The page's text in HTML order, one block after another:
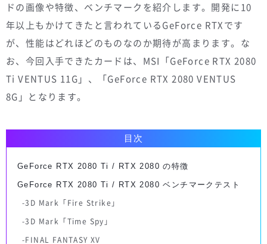
ドの画像や特徴、ベンチマークを紹介します。開発に10
年以上もかけてきたと言われているGeForce RTXです
が、性能はどれほどのものなのか期待が高まります。な
お、今回入手できたカードは、MSI「GeForce RTX 2080
Ti VENTUS 11G」、「GeForce RTX 2080 VENTUS
8G」となります。
目次
GeForce RTX 2080 Ti / RTX 2080 の特徴
GeForce RTX 2080 Ti / RTX 2080 ベンチマークテスト
3D Mark「Fire Strike」
3D Mark「Time Spy」
FINAL FANTASY XV